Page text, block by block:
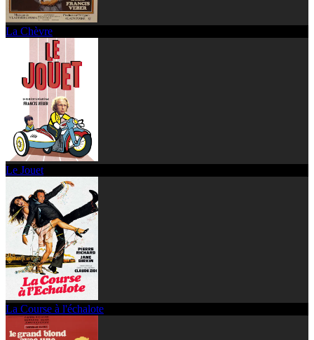
La Chèvre
Le Jouet
La Course à l'échalote